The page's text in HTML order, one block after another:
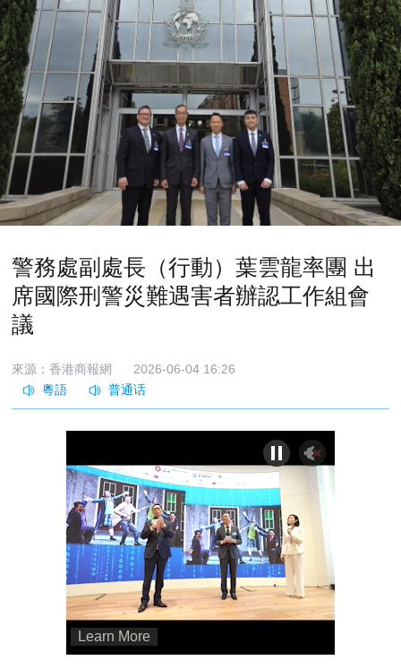
警務處副處長（行動）葉雲龍率團 出
席國際刑警災難遇害者辦認工作組會
議
來源：香港商報網 2026-06-04 16:26